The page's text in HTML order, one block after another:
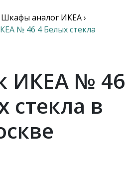
Шкафы аналог ИКЕА›
№ 46 4 Белых стекла
ИКЕА № 46
стекла в